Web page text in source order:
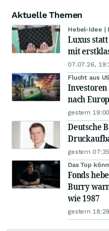
Aktuelle Themen
Hebel-Idee |
Luxus
mit
07.07.26,
Flucht aus
nach
gestern 19:00
Deutsche
gestern 07:35
Das Top
Fonds
Burry
wie 1987
gestern 18:29